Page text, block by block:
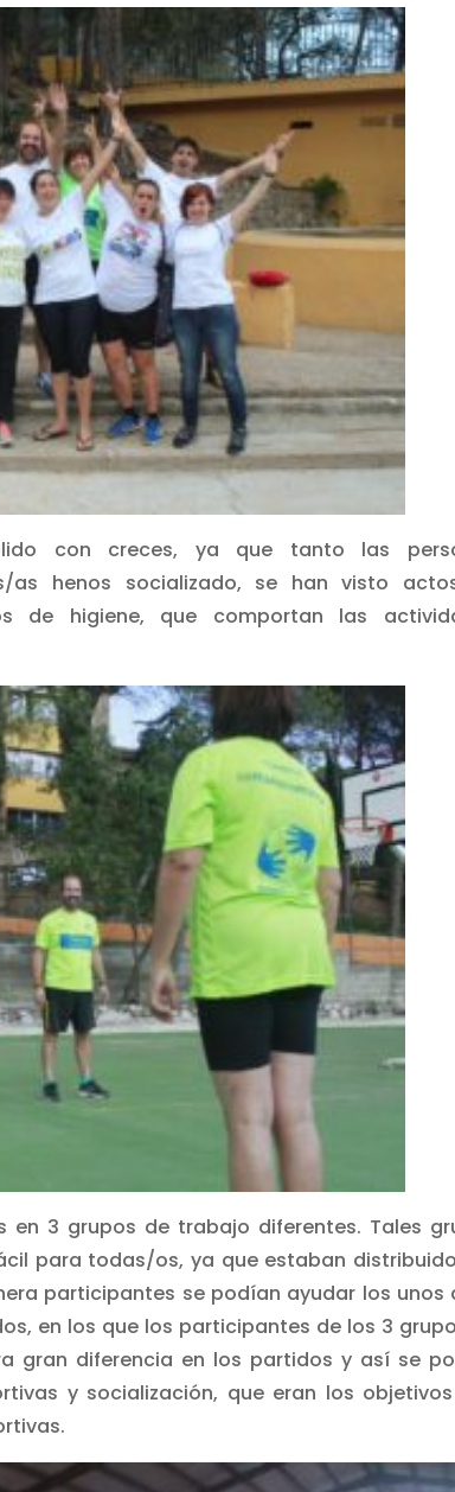
con creces, ya que tanto las
as henos socializado, se han visto
de higiene, que comportan las
3 grupos de trabajo diferentes. Tales
para todas/os, ya que estaban
participantes se podían ayudar los unos
en los que los participantes de los 3
gran diferencia en los partidos y así se
y socialización, que eran los